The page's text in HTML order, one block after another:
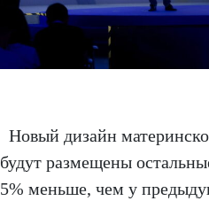
Новый дизайн
будут размещены
5% меньше, чем у